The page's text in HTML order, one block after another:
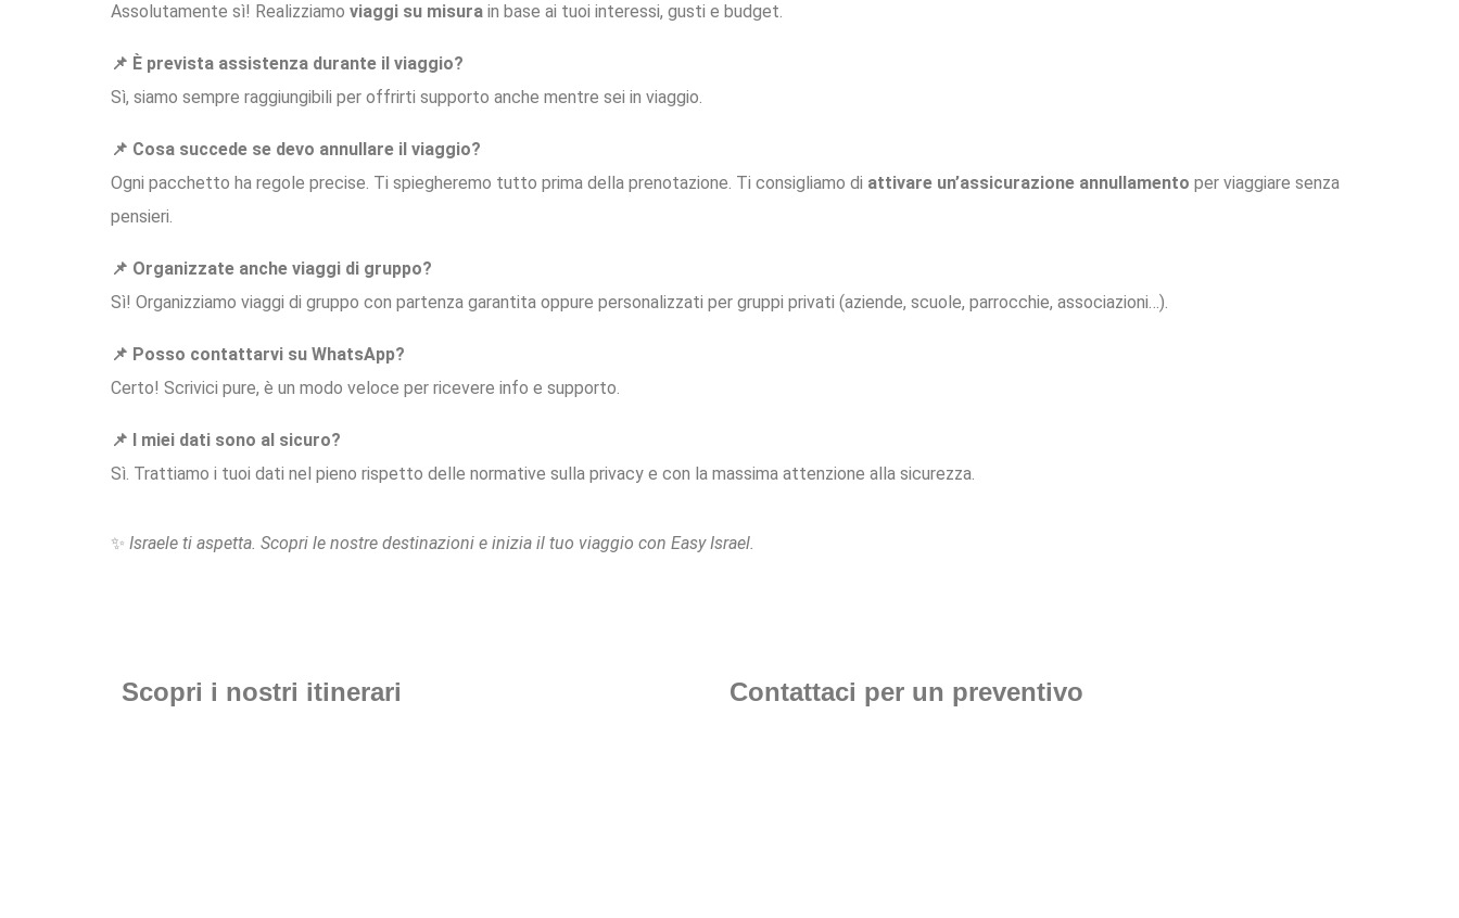
Assolutamente sì! Realizziamo viaggi su misura in base ai tuoi interessi, gusti e budget.
📌 È prevista assistenza durante il viaggio?
Sì, siamo sempre raggiungibili per offrirti supporto anche mentre sei in viaggio.
📌 Cosa succede se devo annullare il viaggio?
Ogni pacchetto ha regole precise. Ti spiegheremo tutto prima della prenotazione. Ti consigliamo di attivare un’assicurazione annullamento per viaggiare senza
pensieri.
📌 Organizzate anche viaggi di gruppo?
Sì! Organizziamo viaggi di gruppo con partenza garantita oppure personalizzati per gruppi privati (aziende, scuole, parrocchie, associazioni…).
📌 Posso contattarvi su WhatsApp?
Certo! Scrivici pure, è un modo veloce per ricevere info e supporto.
📌 I miei dati sono al sicuro?
Sì. Trattiamo i tuoi dati nel pieno rispetto delle normative sulla privacy e con la massima attenzione alla sicurezza.
✨ Israele ti aspetta. Scopri le nostre destinazioni e inizia il tuo viaggio con Easy Israel.
Scopri i nostri itinerari Contattaci per un preventivo